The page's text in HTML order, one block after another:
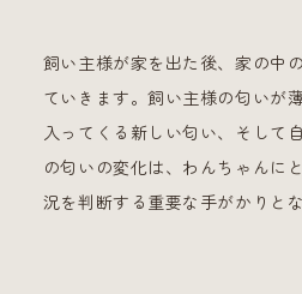
飼い主様が家を出た後、家の中
ていきます。飼い主様の匂いが
入ってくる新しい匂い、そして
の匂いの変化は、わんちゃんに
況を判断する重要な手がかりとな